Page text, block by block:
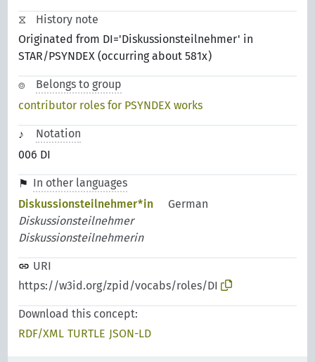
History note
Originated from DI='Diskussionsteilnehmer' in
STAR/PSYNDEX (occurring about 581x)
Belongs to group
contributor roles for PSYNDEX works
Notation
006 DI
In other languages
Diskussionsteilnehmer*in
German
Diskussionsteilnehmer
Diskussionsteilnehmerin
URI
https://w3id.org/zpid/vocabs/roles/DI
Download this concept:
RDF/XML TURTLE JSON-LD